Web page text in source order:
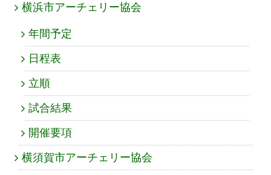
横浜市アーチェリー協会
年間予定
日程表
立順
試合結果
開催要項
横須賀市アーチェリー協会